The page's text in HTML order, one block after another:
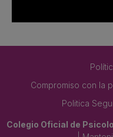
Compromiso con la
Politica
Colegio Oficial de